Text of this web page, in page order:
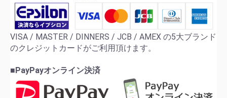
VISA / MASTER / DINNERS / JCB / AMEX の5大ブランド
のクレジットカードがご利用頂けます。
■PayPayオンライン決済